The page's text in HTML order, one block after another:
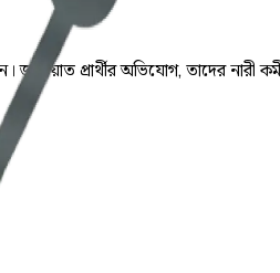
প্রার্থীর অভিযোগ, তাদের নারী